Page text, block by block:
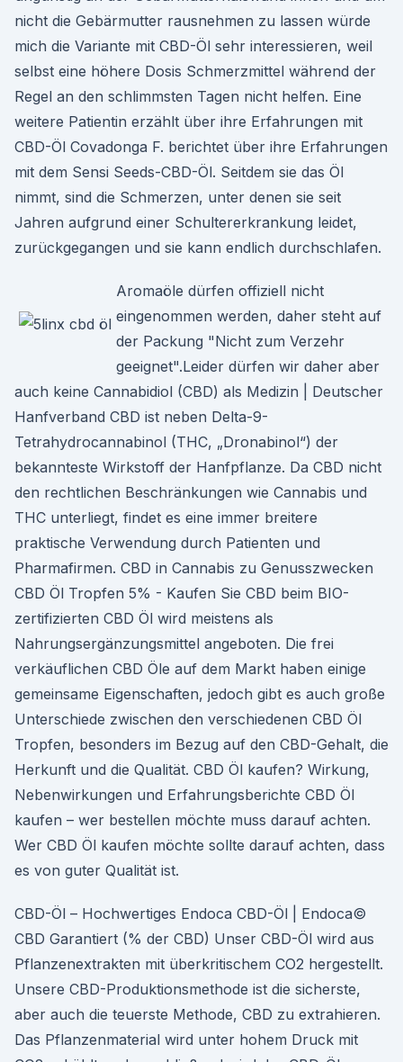
nicht die Gebärmutter rausnehmen zu lassen würde
mich die Variante mit CBD-Öl sehr interessieren, weil
selbst eine höhere Dosis Schmerzmittel während der
Regel an den schlimmsten Tagen nicht helfen. Eine
weitere Patientin erzählt über ihre Erfahrungen mit
CBD-Öl Covadonga F. berichtet über ihre Erfahrungen
mit dem Sensi Seeds-CBD-Öl. Seitdem sie das Öl
nimmt, sind die Schmerzen, unter denen sie seit
Jahren aufgrund einer Schultererkrankung leidet,
zurückgegangen und sie kann endlich durchschlafen.
Aromaöle dürfen offiziell nicht
eingenommen werden, daher steht auf
der Packung "Nicht zum Verzehr
geeignet".Leider dürfen wir daher aber
auch keine Cannabidiol (CBD) als Medizin | Deutscher
Hanfverband CBD ist neben Delta-9-
Tetrahydrocannabinol (THC, „Dronabinol“) der
bekannteste Wirkstoff der Hanfpflanze. Da CBD nicht
den rechtlichen Beschränkungen wie Cannabis und
THC unterliegt, findet es eine immer breitere
praktische Verwendung durch Patienten und
Pharmafirmen. CBD in Cannabis zu Genusszwecken
CBD Öl Tropfen 5% - Kaufen Sie CBD beim BIO-
zertifizierten CBD Öl wird meistens als
Nahrungsergänzungsmittel angeboten. Die frei
verkäuflichen CBD Öle auf dem Markt haben einige
gemeinsame Eigenschaften, jedoch gibt es auch große
Unterschiede zwischen den verschiedenen CBD Öl
Tropfen, besonders im Bezug auf den CBD-Gehalt, die
Herkunft und die Qualität. CBD Öl kaufen? Wirkung,
Nebenwirkungen und Erfahrungsberichte CBD Öl
kaufen – wer bestellen möchte muss darauf achten.
Wer CBD Öl kaufen möchte sollte darauf achten, dass
es von guter Qualität ist.
CBD-Öl – Hochwertiges Endoca CBD-Öl | Endoca©
CBD Garantiert (% der CBD) Unser CBD-Öl wird aus
Pflanzenextrakten mit überkritischem CO2 hergestellt.
Unsere CBD-Produktionsmethode ist die sicherste,
aber auch die teuerste Methode, CBD zu extrahieren.
Das Pflanzenmaterial wird unter hohem Druck mit